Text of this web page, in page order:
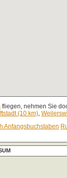
fliegen, nehmen Sie
(10 km),
Anfangsbuchstaben